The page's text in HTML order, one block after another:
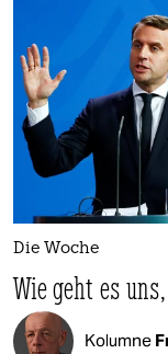
Die Woche
Wie geht es
Kolumne